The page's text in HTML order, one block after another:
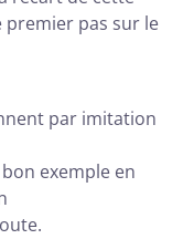
premier pas sur le
par imitation
exemple en